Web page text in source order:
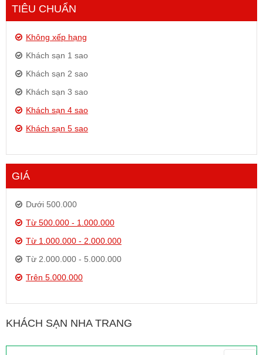
KHÁCH SẠN NHA TRANG
TIÊU CHUẨN
Không xếp hạng
Khách sạn 1 sao
Khách sạn 2 sao
Khách sạn 3 sao
Khách sạn 4 sao
Khách sạn 5 sao
GIÁ
Dưới 500.000
Từ 500.000 - 1.000.000
Từ 1.000.000 - 2.000.000
Từ 2.000.000 - 5.000.000
Trên 5.000.000